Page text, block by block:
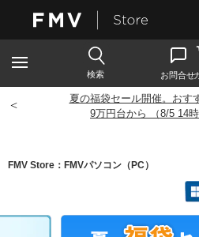
夏の福袋セール開催。おす
9万円台から （8/5 14時
<
FMV Store：FMVパソコン（PC）